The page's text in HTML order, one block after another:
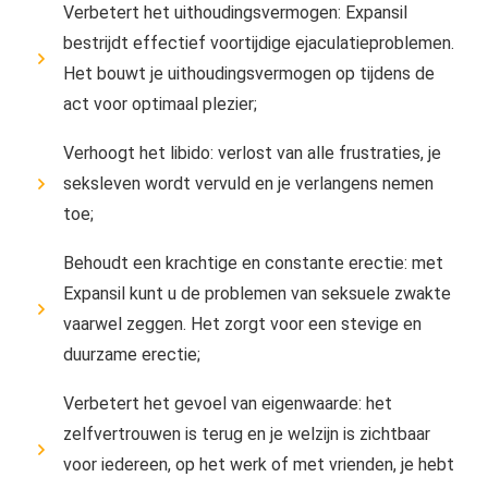
Verbetert het uithoudingsvermogen: Expansil
bestrijdt effectief voortijdige ejaculatieproblemen.
Het bouwt je uithoudingsvermogen op tijdens de
act voor optimaal plezier;
Verhoogt het libido: verlost van alle frustraties, je
seksleven wordt vervuld en je verlangens nemen
toe;
Behoudt een krachtige en constante erectie: met
Expansil kunt u de problemen van seksuele zwakte
vaarwel zeggen. Het zorgt voor een stevige en
duurzame erectie;
Verbetert het gevoel van eigenwaarde: het
zelfvertrouwen is terug en je welzijn is zichtbaar
voor iedereen, op het werk of met vrienden, je hebt